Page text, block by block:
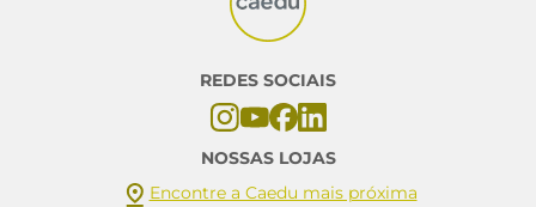
REDES SOCIAIS
NOSSAS LOJAS
Encontre a Caedu mais próxima